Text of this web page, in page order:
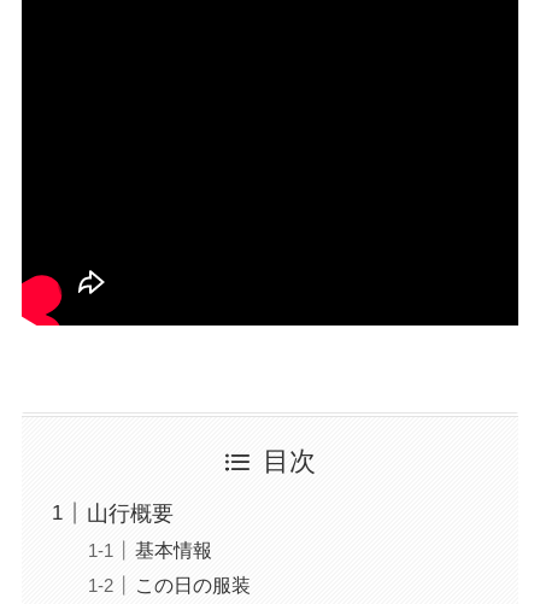
目次
山行概要
基本情報
この日の服装